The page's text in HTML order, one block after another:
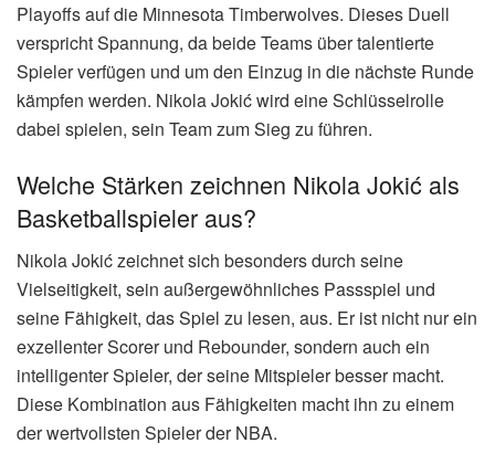
Playoffs auf die Minnesota Timberwolves. Dieses Duell
verspricht Spannung, da beide Teams über talentierte
Spieler verfügen und um den Einzug in die nächste Runde
kämpfen werden. Nikola Jokić wird eine Schlüsselrolle
dabei spielen, sein Team zum Sieg zu führen.
Welche Stärken zeichnen Nikola Jokić als
Basketballspieler aus?
Nikola Jokić zeichnet sich besonders durch seine
Vielseitigkeit, sein außergewöhnliches Passspiel und
seine Fähigkeit, das Spiel zu lesen, aus. Er ist nicht nur ein
exzellenter Scorer und Rebounder, sondern auch ein
intelligenter Spieler, der seine Mitspieler besser macht.
Diese Kombination aus Fähigkeiten macht ihn zu einem
der wertvollsten Spieler der NBA.